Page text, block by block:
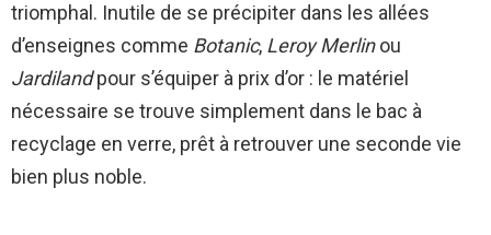
triomphal. Inutile de se précipiter dans les allées
d’enseignes comme Botanic, Leroy Merlinou
Jardilandpour s’équiper à prix d’or : le matériel
nécessaire se trouve simplement dans le bac à
recyclage en verre, prêt à retrouver une seconde vie
bien plus noble.